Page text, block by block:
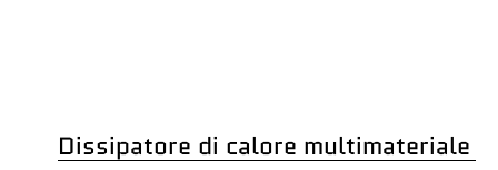
Dissipatore di calore multimateriale